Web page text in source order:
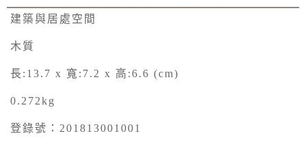
建築與居處空間
木質
長:13.7 x 寬:7.2 x 高:6.6 (cm)
0.272kg
登錄號：201813001001